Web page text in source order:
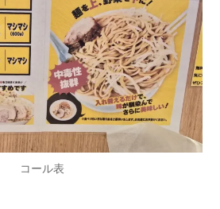
コール表